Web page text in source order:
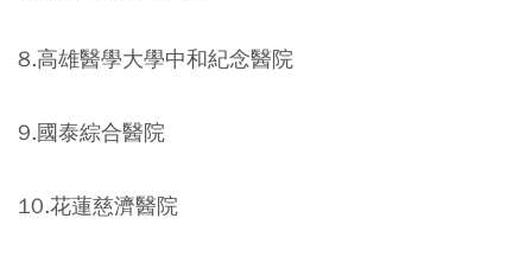
8.高雄醫學大學中和紀念醫院
9.國泰綜合醫院
10.花蓮慈濟醫院